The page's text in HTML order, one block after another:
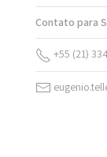
Contato para
+55 (21)